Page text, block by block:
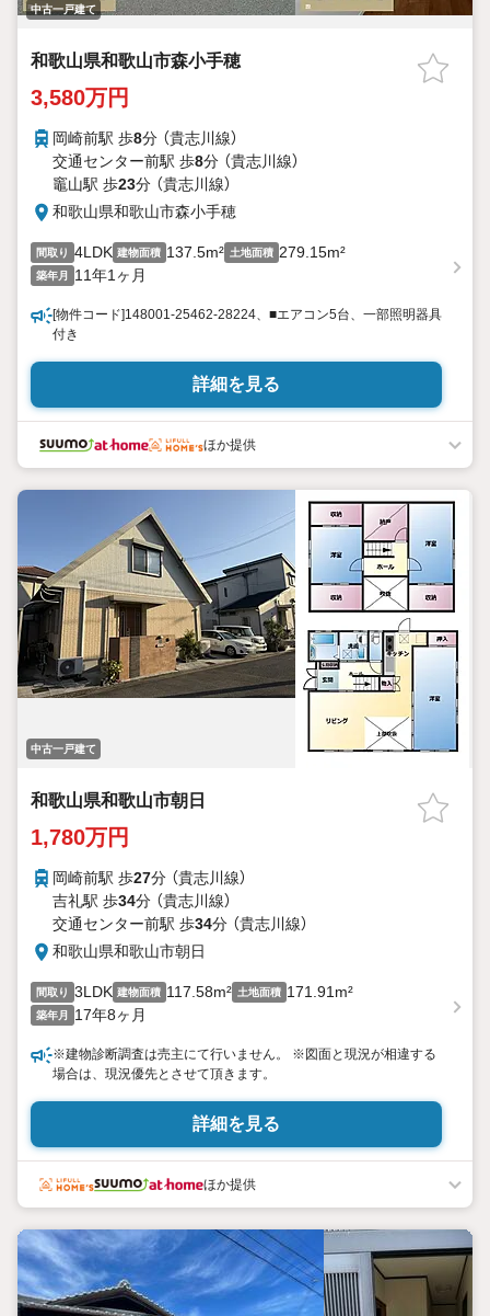
中古一戸建て
和歌山県和歌山市森小手穂
3,580万円
岡崎前駅 歩8分 （貴志川線）
交通センター前駅 歩8分 （貴志川線）
竈山駅 歩23分 （貴志川線）
和歌山県和歌山市森小手穂
間取り 4LDK 建物面積 137.5m² 土地面積 279.15m²
築年月 11年1ヶ月
[物件コード]148001-25462-28224、■エアコン5台、一部照明器具
付き
詳細を見る
ほか提供
中古一戸建て
和歌山県和歌山市朝日
1,780万円
岡崎前駅 歩27分 （貴志川線）
吉礼駅 歩34分 （貴志川線）
交通センター前駅 歩34分 （貴志川線）
和歌山県和歌山市朝日
間取り 3LDK 建物面積 117.58m² 土地面積 171.91m²
築年月 17年8ヶ月
※建物診断調査は売主にて行いません。 ※図面と現況が相違する
場合は、現況優先とさせて頂きます。
詳細を見る
ほか提供